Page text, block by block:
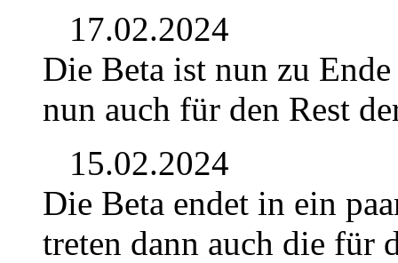
17.02.2024
Die Beta ist nun zu
nun auch für den Rest
15.02.2024
Die Beta endet in ein
treten dann auch die für